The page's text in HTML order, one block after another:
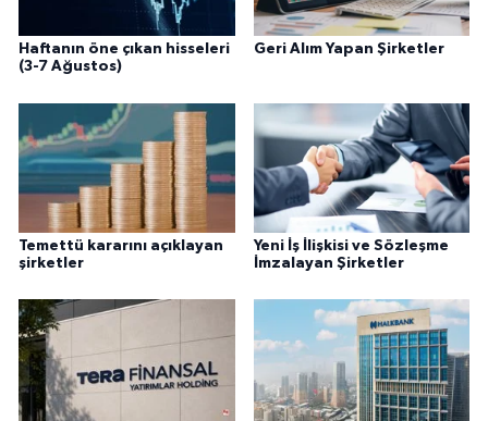
Haftanın öne çıkan hisseleri
(3-7 Ağustos)
Geri Alım Yapan Şirketler
Temettü kararını açıklayan
şirketler
Yeni İş İlişkisi ve Sözleşme
İmzalayan Şirketler